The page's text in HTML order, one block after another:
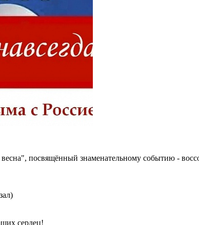
посвящённый знаменательному событию -
сердец!